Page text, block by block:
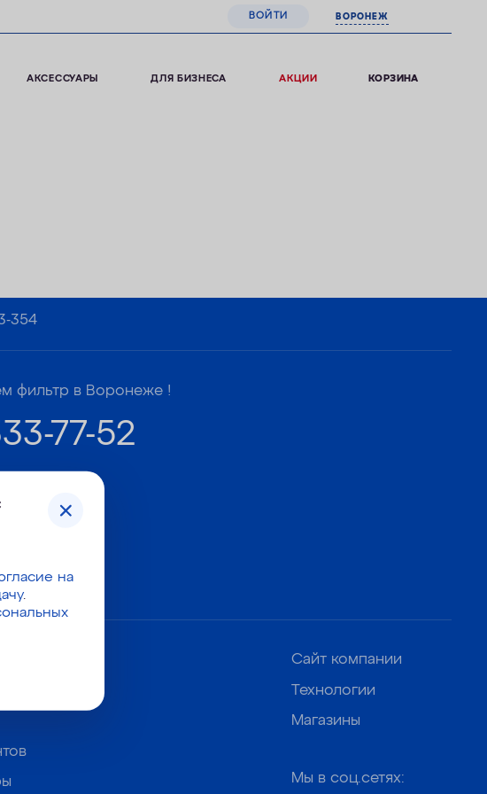
ВОЙТИ ВОРОНЕЖ
АКСЕССУАРЫ ДЛЯ БИЗНЕСА АКЦИИ КОРЗИНА
на
.
354
фильтр в Воронеже !
77-52
Сайт компании
Технологии
Магазины
Мы в соц.сетях: